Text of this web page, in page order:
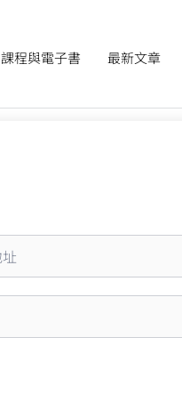
課程與電子書 最新文章